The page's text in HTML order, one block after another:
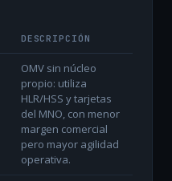
DESCRIPCIÓN
OMV sin núcleo
propio: utiliza
HLR/HSS y tarjetas
del MNO, con menor
margen comercial
pero mayor agilidad
operativa.